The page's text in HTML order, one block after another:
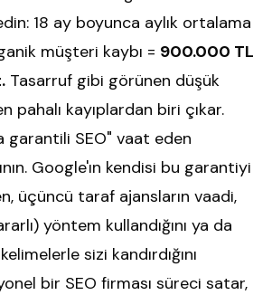
18 ay boyunca aylık ortalama
müşteri kaybı = 900.000 TL
Tasarruf gibi görünen düşük
pahalı kayıplardan biri çıkar.
garantili SEO" vaat eden
Google'ın kendisi bu garantiyi
üçüncü taraf ajansların vaadi,
yöntem kullandığını ya da
sizi kandırdığını
bir SEO firması süreci satar,